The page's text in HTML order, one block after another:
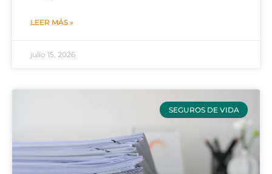
LEER MÁS »
julio 15, 2026
SEGUROS DE VIDA